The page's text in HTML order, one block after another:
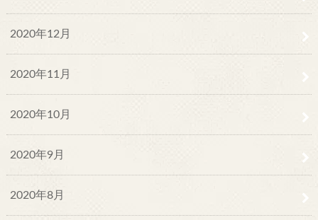
2020年12月
2020年11月
2020年10月
2020年9月
2020年8月